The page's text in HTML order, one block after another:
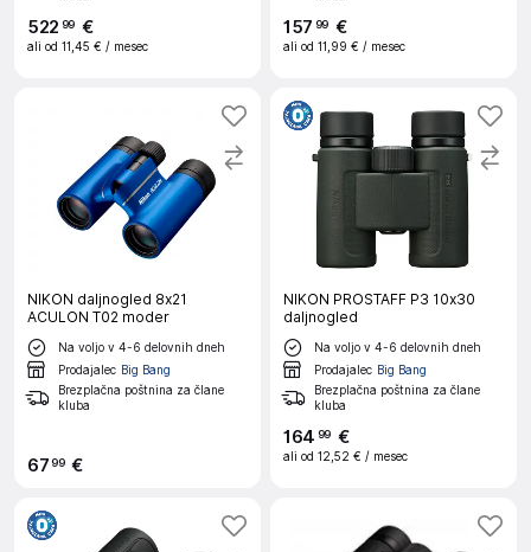
522 99 €
ali od 11,45 € / mesec
157 99 €
ali od 11,99 € / mesec
NIKON daljnogled 8x21
ACULON T02 moder
Na voljo v 4-6 delovnih dneh
Prodajalec Big Bang
Brezplačna poštnina za člane
kluba
6799 €
NIKON PROSTAFF P3 10x30
daljnogled
Na voljo v 4-6 delovnih dneh
Prodajalec Big Bang
Brezplačna poštnina za člane
kluba
164 99 €
ali od 12,52 € / mesec